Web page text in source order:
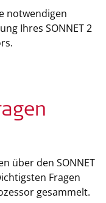
notwendigen
Ihres SONNET 2
über den SONNET
Fragen
gesammelt.